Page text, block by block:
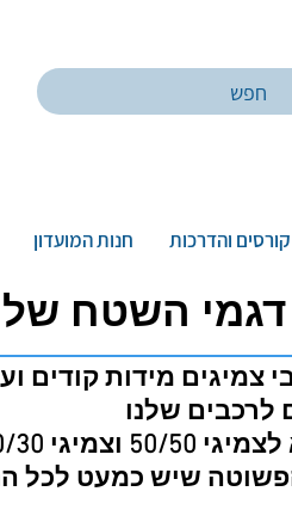
קורסים והדרכות חנות המועדון
מידות קודים
לרכבים שלנו
לשטח
שיש כמעט לכל